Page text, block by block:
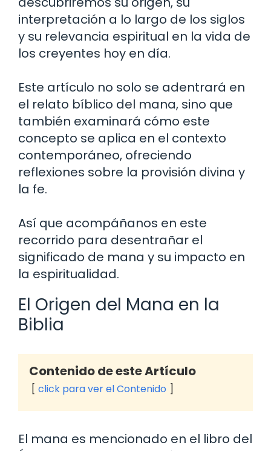
interpretación a lo largo de los siglos
y su relevancia espiritual en la vida de
los creyentes hoy en día.
Este artículo no solo se adentrará en
el relato bíblico del mana, sino que
también examinará cómo este
concepto se aplica en el contexto
contemporáneo, ofreciendo
reflexiones sobre la provisión divina y
la fe.
Así que acompáñanos en este
recorrido para desentrañar el
significado de mana y su impacto en
la espiritualidad.
El Origen del Mana en la
Biblia
Contenido de este Artículo
click para ver el Contenido
El mana es mencionado en el libro del